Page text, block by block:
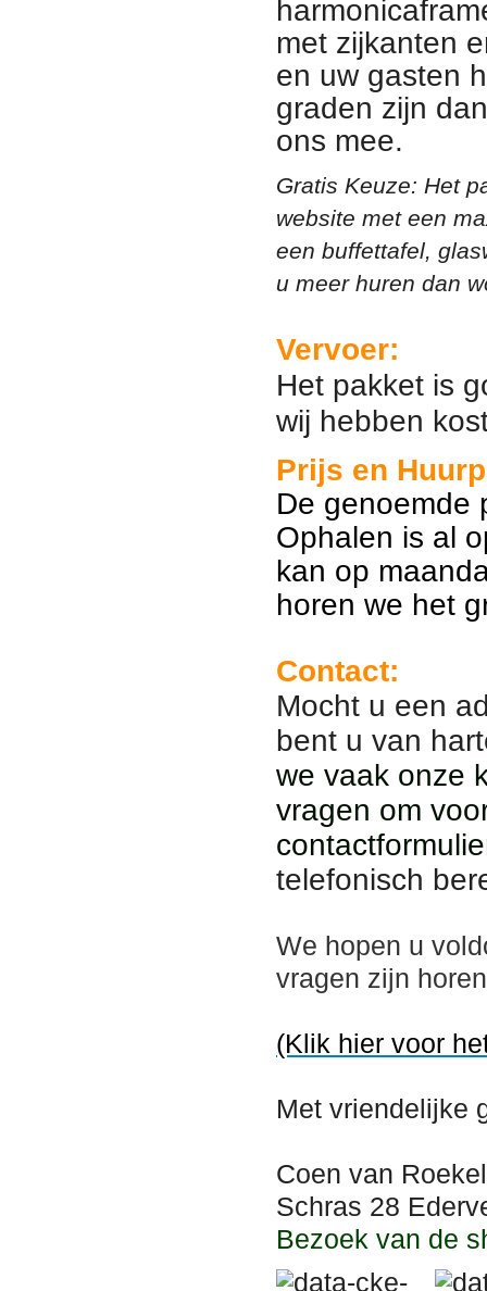
met zijkanten
en uw gasten
graden zijn
ons mee.
Gratis Keuze: Het
website met een
een buffettafel,
u meer huren dan
Vervoer:
Het pakket is
wij hebben
Prijs en
De genoemde
Ophalen is al
kan op
horen we het
Contact:
Mocht u een
bent u van
we vaak onze
vragen om
telefonisch
We hopen u
vragen zijn
(Klik hier voor
Met vriendelijke
Coen van Roekel
Schras 28
Bezoek van de